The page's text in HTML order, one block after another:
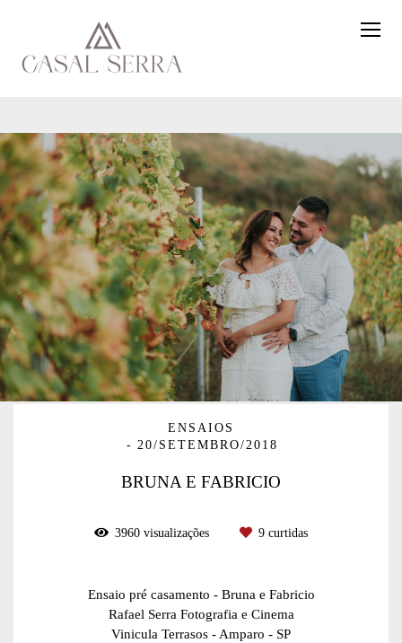
ENSAIOS
20/SETEMBRO/2018
BRUNA E FABRICIO
3960 visualizações 9 curtidas
Ensaio pré casamento - Bruna e Fabricio
Rafael Serra Fotografia e Cinema
Vinicula Terrasos - Amparo - SP